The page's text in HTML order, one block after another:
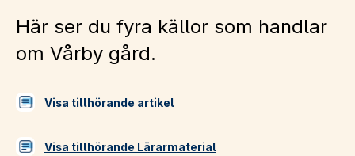
Här ser du fyra källor som handlar
om Vårby gård.
Visa tillhörande artikel
Visa tillhörande Lärarmaterial